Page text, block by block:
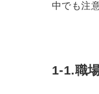
中でも注
1-1.職